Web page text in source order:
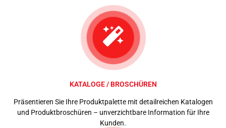
KATALOGE / BROSCHÜREN
Präsentieren Sie Ihre Produktpalette mit detailreichen Katalogen
und Produktbroschüren – unverzichtbare Information für Ihre
Kunden.